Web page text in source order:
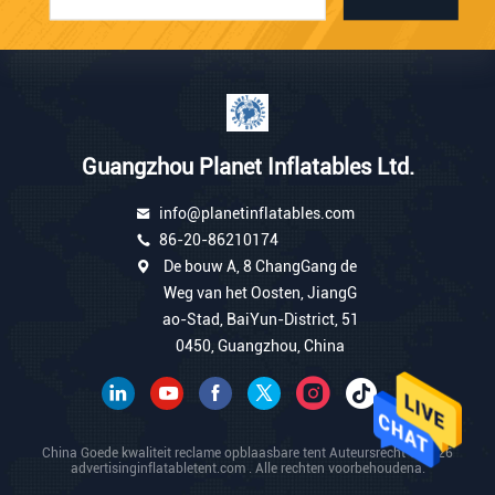
Guangzhou Planet Inflatables Ltd.
info@planetinflatables.com
86-20-86210174
De bouw A, 8 ChangGang de
Weg van het Oosten, JiangG
ao-Stad, BaiYun-District, 51
0450, Guangzhou, China
China Goede kwaliteit reclame opblaasbare tent Auteursrecht © 2026
advertisinginflatabletent.com . Alle rechten voorbehoudena.